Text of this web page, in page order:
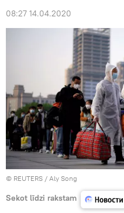
08:27 14.04.2020
© REUTERS / Aly Song
Sekot līdzi rakstam